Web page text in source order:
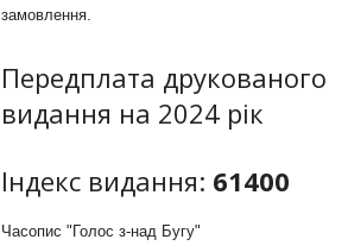
замовлення.
Передплата друкованого
видання на 2024 рік
Індекс видання: 61400
Часопис "Голос з-над Бугу"